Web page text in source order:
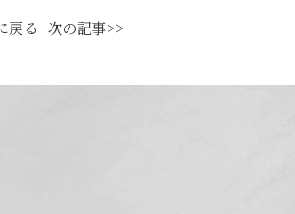
戻る 次の記事>>